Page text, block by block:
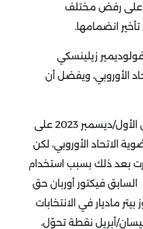
على رفض مختلف
انضمامها.
زيلينسكي
الأوروبي، ويفضل أن
وحصلت أوكرانيا في كانون الأول/ديسمبر 2023 على
الاتحاد الأوروبي، لكن
بعد ذلك بسبب استخدام
السابق فيكتور أوربان حق
ماديار في الانتخابات
التي جرت في 12 نيسان/أبريل نقطة تحوّل،